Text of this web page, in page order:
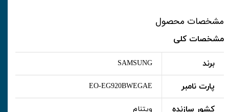
مشخصات محصول
مشخصات کلی
برند SAMSUNG
پارت نامبر EO-EG920BWEGAE
کشور سازنده ویتنام